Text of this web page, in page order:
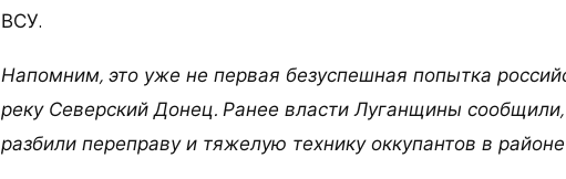
ВСУ.
Напомним, это уже не первая безуспешная попытка
реку Северский Донец. Ранее власти Луганщины
разбили переправу и тяжелую технику оккупантов в